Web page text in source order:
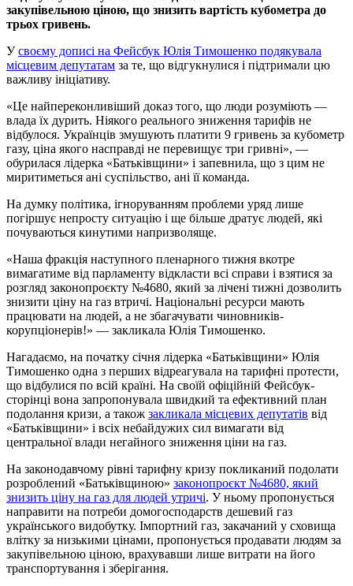
закупівельною ціною, що знизить вартість кубометра до
трьох гривень.
Усвоєму дописі на Фейсбук Юлія Тимошенко подякувала
місцевим депутатам за те, що відгукнулися і підтримали цю
важливу ініціативу.
«Це найпереконливіший доказ того, що люди розуміють —
влада їх дурить. Ніякого реального зниження тарифів не
відбулося. Українців змушують платити 9 гривень за кубометр
газу, ціна якого насправді не перевищує три гривні», —
обурилася лідерка «Батьківщини» і запевнила, що з цим не
миритиметься ані суспільство, ані її команда.
На думку політика, ігноруванням проблеми уряд лише
погіршує непросту ситуацію і ще більше дратує людей, які
почуваються кинутими напризволяще.
«Наша фракція наступного пленарного тижня вкотре
вимагатиме від парламенту відкласти всі справи і взятися за
розгляд законопроєкту №4680, який за лічені тижні дозволить
знизити ціну на газ втричі. Національні ресурси мають
працювати на людей, а не збагачувати чиновників-
корупціонерів!» — закликала Юлія Тимошенко.
Нагадаємо, на початку січня лідерка «Батьківщини» Юлія
Тимошенко одна з перших відреагувала на тарифні протести,
що відбулися по всій країні. На своїй офіційній Фейсбук-
сторінці вона запропонувала швидкий та ефективний план
подолання кризи, а також закликала місцевих депутатів від
«Батьківщини» і всіх небайдужих сил вимагати від
центральної влади негайного зниження ціни на газ.
На законодавчому рівні тарифну кризу покликаний подолати
розроблений «Батьківщиною» законопроєкт №4680, який
знизить ціну на газ для людей утричі. У ньому пропонується
направити на потреби домогосподарств дешевий газ
українського видобутку. Імпортний газ, закачаний у сховища
влітку за низькими цінами, пропонується продавати людям за
закупівельною ціною, врахувавши лише витрати на його
транспортування і зберігання.